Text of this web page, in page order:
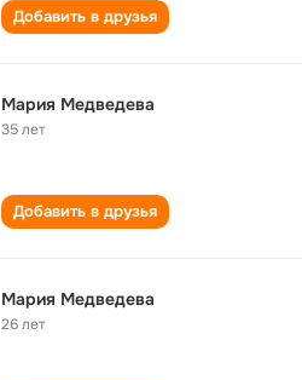
Добавить в друзья
Мария Медведева
35 лет
Добавить в друзья
Мария Медведева
26 лет